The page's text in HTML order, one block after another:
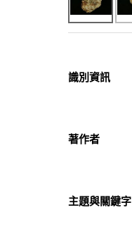
識別資訊
著作者
主題與關鍵字